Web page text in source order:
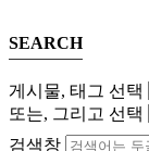
SEARCH
게시물, 태그 선택
또는, 그리고 선택
검색창